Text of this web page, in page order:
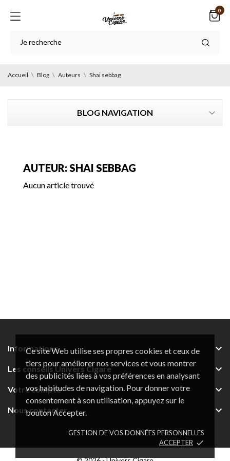
Ce site Web utilise ses propres cookies et ceux de
tiers pour améliorer nos services et vous montrer
des publicités liées à vos préférences en analysant
vos habitudes de navigation. Pour donner votre
consentement à son utilisation, appuyez sur le
bouton Accepter.
GESTION DE VOS DONNÉES PERSONNELLES
ACCEPTER done
0
Accueil Blog Auteurs Shai sebbag
BLOG NAVIGATION
AUTEUR: SHAI SEBBAG
Aucun article trouvé
Informations 
Les conseils Univers Cigare 
Votre compte 
Nous contacter 